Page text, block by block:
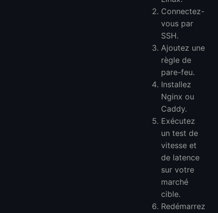
Connectez-
vous par
SSH.
Ajoutez une
règle de
pare-feu.
Installez
Nginx ou
Caddy.
Exécutez
un test de
vitesse et
de latence
sur votre
marché
cible.
Redémarrez